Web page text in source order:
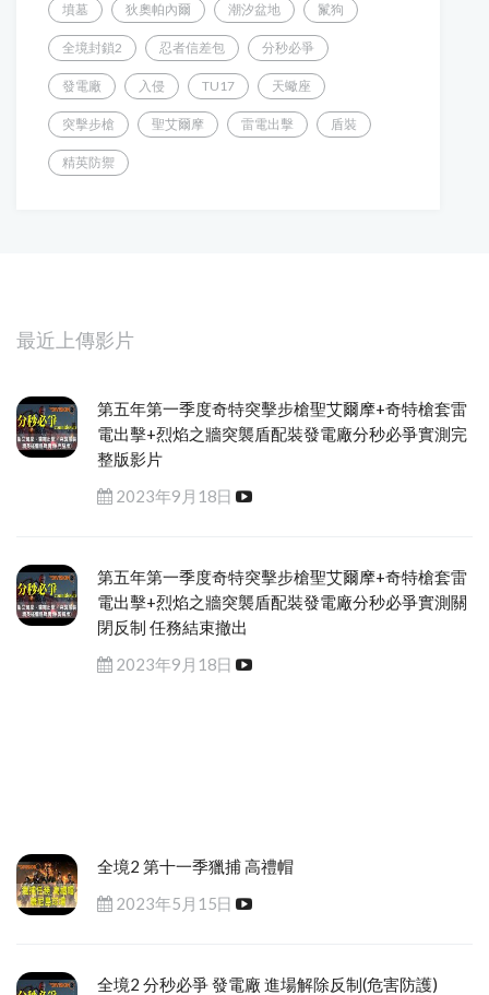
墳墓 狄奧帕內爾 潮汐盆地 鬣狗
全境封鎖2 忍者信差包 分秒必爭
發電廠 入侵 TU17 天蠍座
突擊步槍 聖艾爾摩 雷電出擊 盾裝
精英防禦
最近上傳影片
第五年第一季度奇特突擊步槍聖艾爾摩+奇特槍套雷
電出擊+烈焰之牆突襲盾配裝發電廠分秒必爭實測完
整版影片
2023年9月18日
第五年第一季度奇特突擊步槍聖艾爾摩+奇特槍套雷
電出擊+烈焰之牆突襲盾配裝發電廠分秒必爭實測關
閉反制 任務結束撤出
2023年9月18日
全境2 第十一季獵捕 高禮帽
2023年5月15日
全境2 分秒必爭 發電廠 進場解除反制(危害防護)